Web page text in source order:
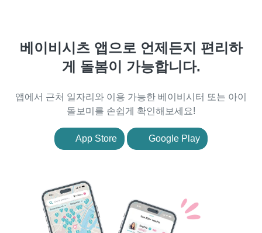
베이비시츠 앱으로 언제든지 편리하
게 돌봄이 가능합니다.
앱에서 근처 일자리와 이용 가능한 베이비시터 또는 아이
돌보미를 손쉽게 확인해보세요!
App Store Google Play